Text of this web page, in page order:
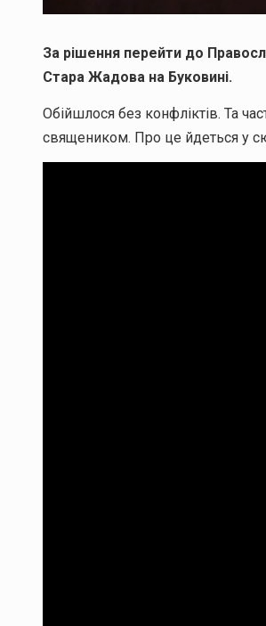
За рішення перейти до
Стара Жадова на Буковині.
Обійшлося без конфліктів. Та
священиком. Про це йдеться у